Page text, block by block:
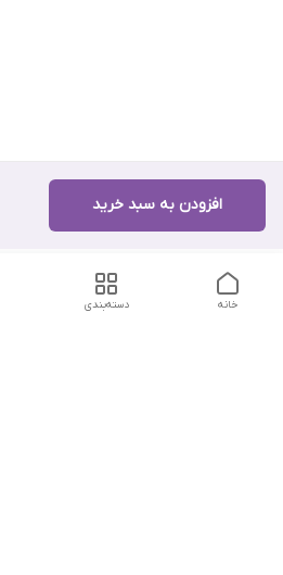
افزودن به سبد خرید
دسته‌بندی خانه